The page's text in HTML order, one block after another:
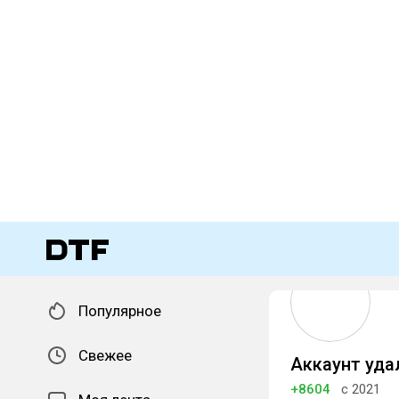
Популярное
Свежее Аккаунт
+8604 с 2021